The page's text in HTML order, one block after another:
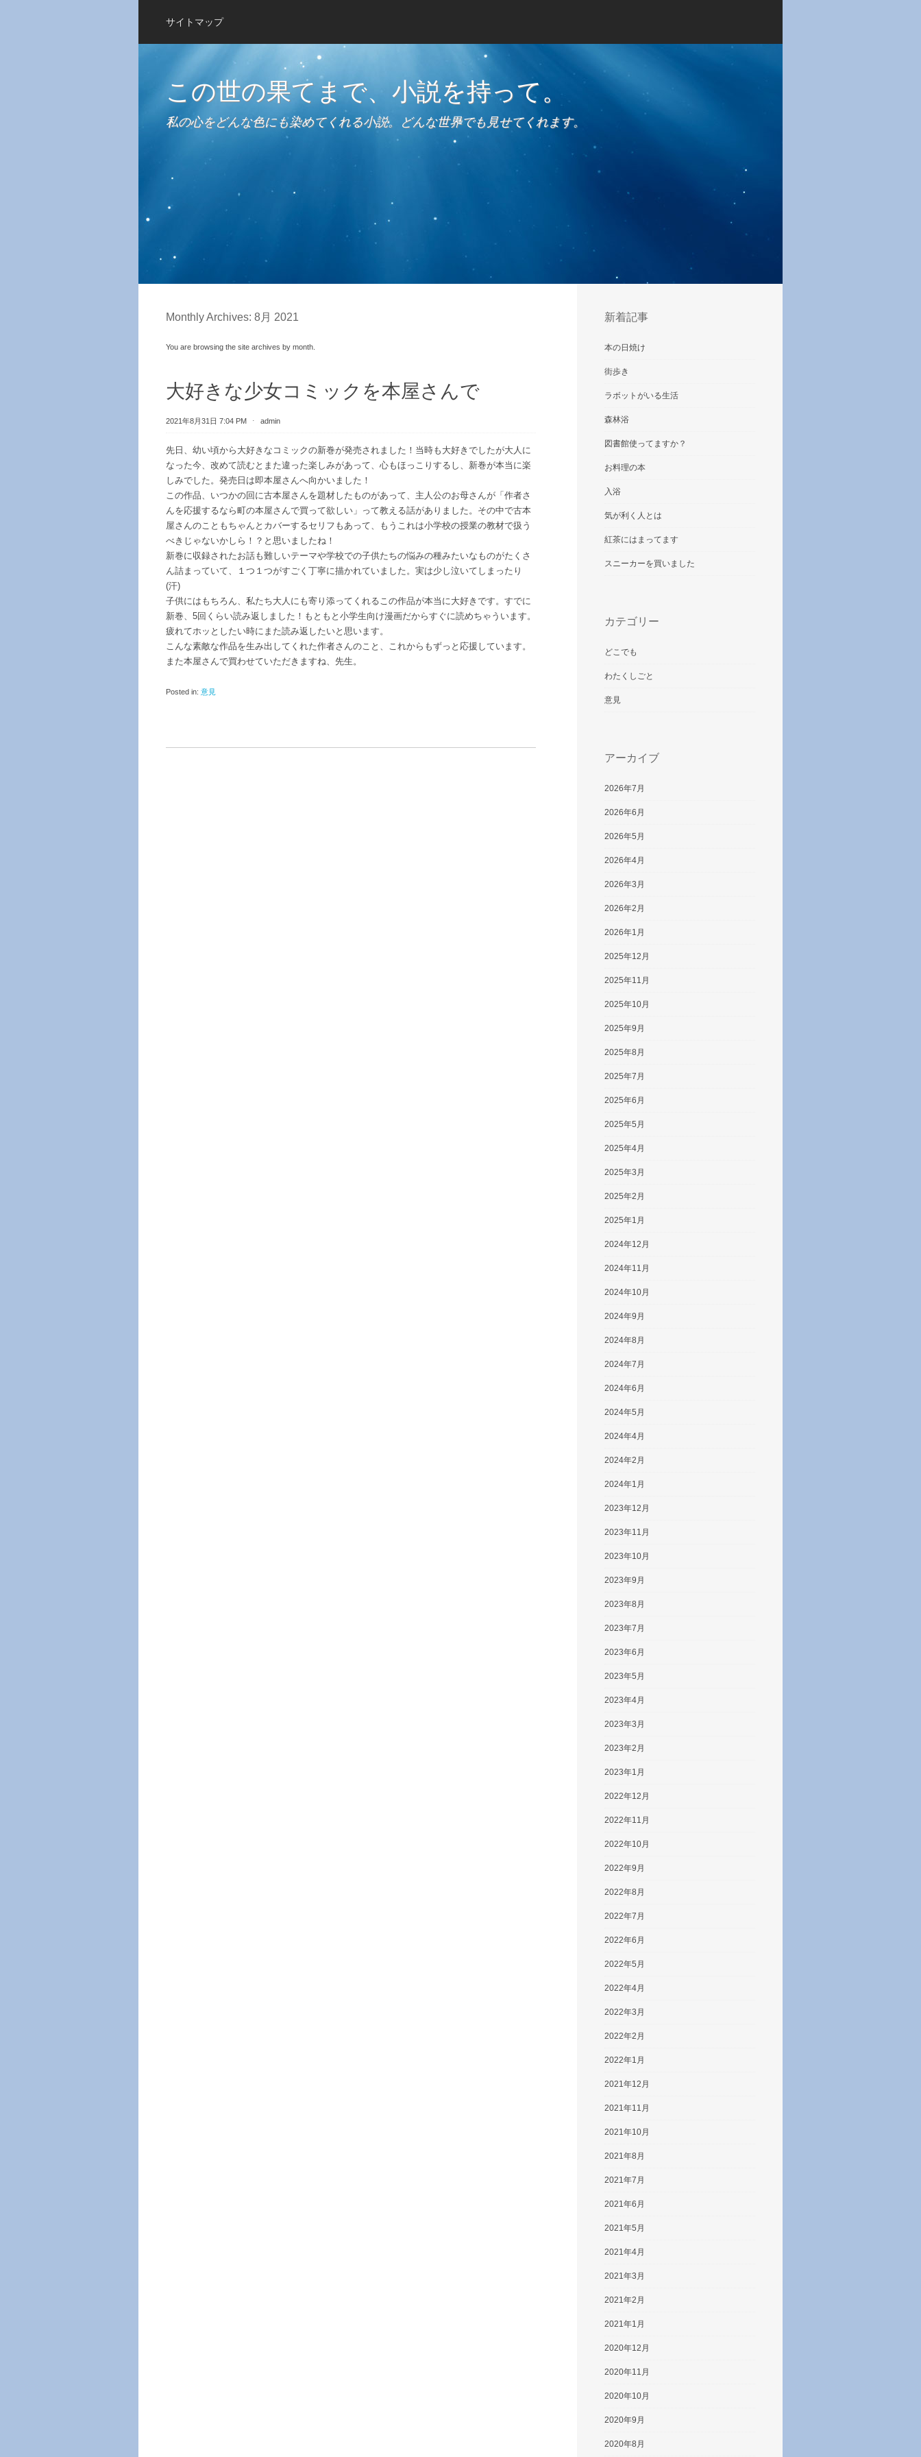
サイトマップ
この世の果てまで、小説を持って。
私の心をどんな色にも染めてくれる小説。どんな世界でも見せてくれます。
Monthly Archives: 8月 2021
You are browsing the site archives by month.
大好きな少女コミックを本屋さんで
2021年8月31日 7:04 PM ⋅ admin
先日、幼い頃から大好きなコミックの新巻が発売されました！当時も大好きでしたが大人に
なった今、改めて読むとまた違った楽しみがあって、心もほっこりするし、新巻が本当に楽
しみでした。発売日は即本屋さんへ向かいました！
この作品、いつかの回に古本屋さんを題材したものがあって、主人公のお母さんが「作者さ
んを応援するなら町の本屋さんで買って欲しい」って教える話がありました。その中で古本
屋さんのこともちゃんとカバーするセリフもあって、もうこれは小学校の授業の教材で扱う
べきじゃないかしら！？と思いましたね！
新巻に収録されたお話も難しいテーマや学校での子供たちの悩みの種みたいなものがたくさ
ん詰まっていて、１つ１つがすごく丁寧に描かれていました。実は少し泣いてしまったり
(汗)
子供にはもちろん、私たち大人にも寄り添ってくれるこの作品が本当に大好きです。すでに
新巻、5回くらい読み返しました！もともと小学生向け漫画だからすぐに読めちゃういます。
疲れてホッとしたい時にまた読み返したいと思います。
こんな素敵な作品を生み出してくれた作者さんのこと、これからもずっと応援しています。
また本屋さんで買わせていただきますね、先生。
Posted in: 意見
新着記事
本の日焼け
街歩き
ラボットがいる生活
森林浴
図書館使ってますか？
お料理の本
入浴
気が利く人とは
紅茶にはまってます
スニーカーを買いました
カテゴリー
どこでも
わたくしごと
意見
アーカイブ
2026年7月
2026年6月
2026年5月
2026年4月
2026年3月
2026年2月
2026年1月
2025年12月
2025年11月
2025年10月
2025年9月
2025年8月
2025年7月
2025年6月
2025年5月
2025年4月
2025年3月
2025年2月
2025年1月
2024年12月
2024年11月
2024年10月
2024年9月
2024年8月
2024年7月
2024年6月
2024年5月
2024年4月
2024年2月
2024年1月
2023年12月
2023年11月
2023年10月
2023年9月
2023年8月
2023年7月
2023年6月
2023年5月
2023年4月
2023年3月
2023年2月
2023年1月
2022年12月
2022年11月
2022年10月
2022年9月
2022年8月
2022年7月
2022年6月
2022年5月
2022年4月
2022年3月
2022年2月
2022年1月
2021年12月
2021年11月
2021年10月
2021年8月
2021年7月
2021年6月
2021年5月
2021年4月
2021年3月
2021年2月
2021年1月
2020年12月
2020年11月
2020年10月
2020年9月
2020年8月